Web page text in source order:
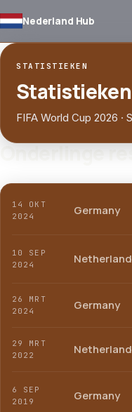
Nederland Hub
STATISTIEKEN
Statistieken
FIFA World Cup 2026 ·
Onderlinge
14 OKT
2024
Germany
10 SEP
2024
26 MRT
2024
Germany
29 MRT
2022
6 SEP
2019
Germany